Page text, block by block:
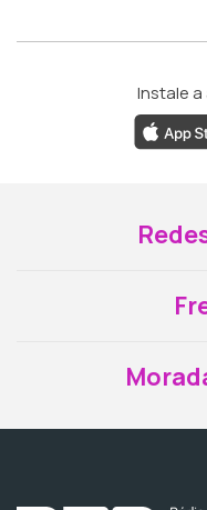
Instale